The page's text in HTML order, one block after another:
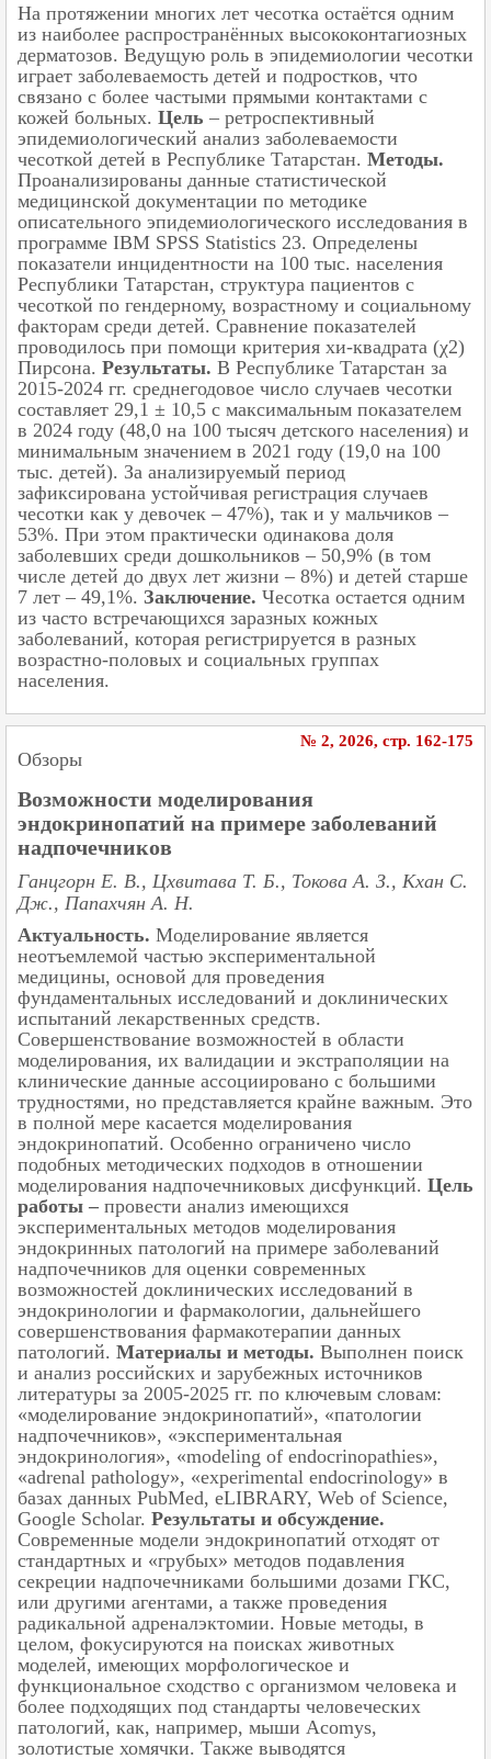
На протяжении многих лет чесотка остаётся одним
из наиболее распространённых высококонтагиозных
дерматозов. Ведущую роль в эпидемиологии чесотки
играет заболеваемость детей и подростков, что
связано с более частыми прямыми контактами с
кожей больных. Цель – ретроспективный
эпидемиологический анализ заболеваемости
чесоткой детей в Республике Татарстан. Методы.
Проанализированы данные статистической
медицинской документации по методике
описательного эпидемиологического исследования в
программе IBM SPSS Statistics 23. Определены
показатели инцидентности на 100 тыс. населения
Республики Татарстан, структура пациентов с
чесоткой по гендерному, возрастному и социальному
факторам среди детей. Сравнение показателей
проводилось при помощи критерия хи-квадрата (χ2)
Пирсона. Результаты. В Республике Татарстан за
2015-2024 гг. среднегодовое число случаев чесотки
составляет 29,1 ± 10,5 с максимальным показателем
в 2024 году (48,0 на 100 тысяч детского населения) и
минимальным значением в 2021 году (19,0 на 100
тыс. детей). За анализируемый период
зафиксирована устойчивая регистрация случаев
чесотки как у девочек – 47%), так и у мальчиков –
53%. При этом практически одинакова доля
заболевших среди дошкольников – 50,9% (в том
числе детей до двух лет жизни – 8%) и детей старше
7 лет – 49,1%. Заключение. Чесотка остается одним
из часто встречающихся заразных кожных
заболеваний, которая регистрируется в разных
возрастно-половых и социальных группах
населения.
Обзоры
Возможности моделирования
эндокринопатий на примере заболеваний
надпочечников
Ганцгорн Е. В., Цхвитава Т. Б., Токова А. З., Кхан С.
Дж., Папахчян А. Н.
Актуальность. Моделирование является
неотъемлемой частью экспериментальной
медицины, основой для проведения
фундаментальных исследований и доклинических
испытаний лекарственных средств.
Совершенствование возможностей в области
моделирования, их валидации и экстраполяции на
клинические данные ассоциировано с большими
трудностями, но представляется крайне важным. Это
в полной мере касается моделирования
эндокринопатий. Особенно ограничено число
подобных методических подходов в отношении
моделирования надпочечниковых дисфункций. Цель
работы – провести анализ имеющихся
экспериментальных методов моделирования
эндокринных патологий на примере заболеваний
надпочечников для оценки современных
возможностей доклинических исследований в
эндокринологии и фармакологии, дальнейшего
совершенствования фармакотерапии данных
патологий. Материалы и методы. Выполнен поиск
и анализ российских и зарубежных источников
литературы за 2005-2025 гг. по ключевым словам:
«моделирование эндокринопатий», «патологии
надпочечников», «экспериментальная
эндокринология», «modeling of endocrinopathies»,
«adrenal pathology», «experimental endocrinology» в
базах данных PubMed, eLIBRARY, Web of Science,
Google Scholar. Результаты и обсуждение.
Современные модели эндокринопатий отходят от
стандартных и «грубых» методов подавления
секреции надпочечниками большими дозами ГКС,
или другими агентами, а также проведения
радикальной адреналэктомии. Новые методы, в
целом, фокусируются на поисках животных
моделей, имеющих морфологическое и
функциональное сходство с организмом человека и
более подходящих под стандарты человеческих
патологий, как, например, мыши Acomys,
золотистые хомячки. Также выводятся
№ 2, 2026, cтр. 162-175